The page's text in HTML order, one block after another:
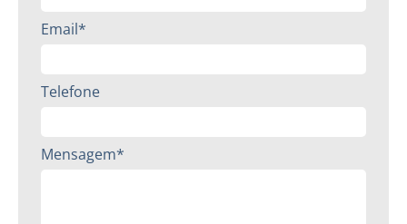
Email*
Telefone
Mensagem*